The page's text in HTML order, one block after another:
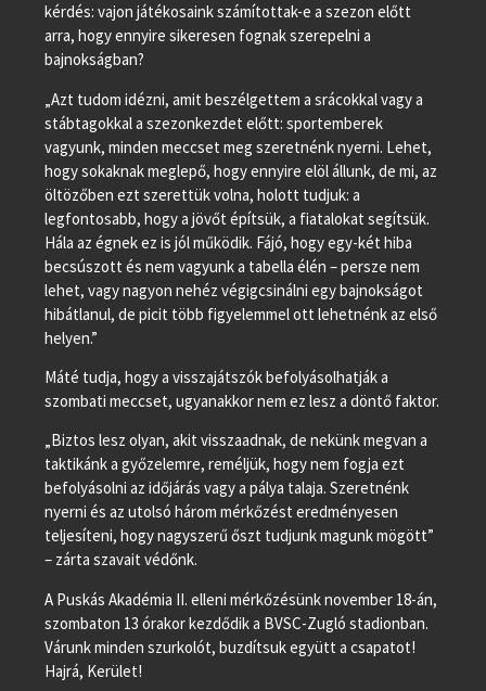
kérdés: vajon játékosaink számítottak-e a szezon előtt
arra, hogy ennyire sikeresen fognak szerepelni a
bajnokságban?
„Azt tudom idézni, amit beszélgettem a srácokkal vagy a
stábtagokkal a szezonkezdet előtt: sportemberek
vagyunk, minden meccset meg szeretnénk nyerni. Lehet,
hogy sokaknak meglepő, hogy ennyire elöl állunk, de mi, az
öltözőben ezt szerettük volna, holott tudjuk: a
legfontosabb, hogy a jövőt építsük, a fiatalokat segítsük.
Hála az égnek ez is jól működik. Fájó, hogy egy-két hiba
becsúszott és nem vagyunk a tabella élén – persze nem
lehet, vagy nagyon nehéz végigcsinálni egy bajnokságot
hibátlanul, de picit több figyelemmel ott lehetnénk az első
helyen.”
Máté tudja, hogy a visszajátszók befolyásolhatják a
szombati meccset, ugyanakkor nem ez lesz a döntő faktor.
„Biztos lesz olyan, akit visszaadnak, de nekünk megvan a
taktikánk a győzelemre, reméljük, hogy nem fogja ezt
befolyásolni az időjárás vagy a pálya talaja. Szeretnénk
nyerni és az utolsó három mérkőzést eredményesen
teljesíteni, hogy nagyszerű őszt tudjunk magunk mögött”
– zárta szavait védőnk.
A Puskás Akadémia II. elleni mérkőzésünk november 18-án,
szombaton 13 órakor kezdődik a BVSC-Zugló stadionban.
Várunk minden szurkolót, buzdítsuk együtt a csapatot!
Hajrá, Kerület!